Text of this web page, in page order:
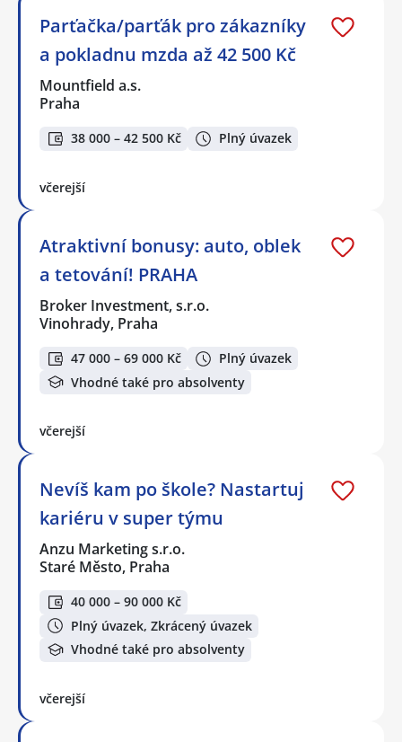
Parťačka/parťák pro zákazníky
a pokladnu mzda až 42 500 Kč
Mountfield a.s.
Praha
38 000 – 42 500 Kč Plný úvazek
včerejší
Atraktivní bonusy: auto, oblek
a tetování! PRAHA
Broker Investment, s.r.o.
Vinohrady, Praha
47 000 – 69 000 Kč
Plný úvazek
Vhodné také pro absolventy
včerejší
Nevíš kam po škole? Nastartuj
kariéru v super týmu
Anzu Marketing s.r.o.
Staré Město, Praha
40 000 – 90 000 Kč
Plný úvazek, Zkrácený úvazek
Vhodné také pro absolventy
včerejší